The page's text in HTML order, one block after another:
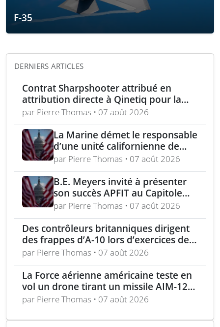
F-35
DERNIERS ARTICLES
Contrat Sharpshooter attribué en
attribution directe à Qinetiq pour la
période 2026-2028
par Pierre Thomas • 07 août 2026
La Marine démet le responsable
d’une unité californienne de
formation médicale
par Pierre Thomas • 07 août 2026
B.E. Meyers invité à présenter
son succès APFIT au Capitole
devant le Congrès et le
Pentagone
par Pierre Thomas • 07 août 2026
Des contrôleurs britanniques dirigent
des frappes d’A-10 lors d’exercices de
soutien aérien rapproché
par Pierre Thomas • 07 août 2026
La Force aérienne américaine teste en
vol un drone tirant un missile AIM-120
en conditions réelles
par Pierre Thomas • 07 août 2026